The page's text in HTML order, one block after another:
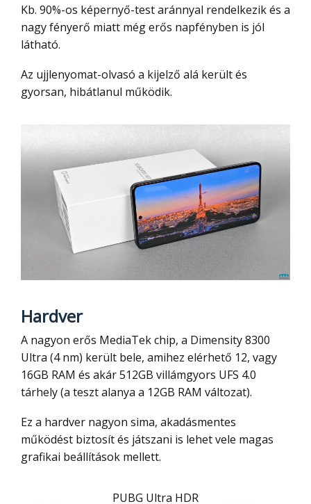
Kb. 90%-os képernyő-test aránnyal rendelkezik és a
nagy fényerő miatt még erős napfényben is jól
látható.
Az ujjlenyomat-olvasó a kijelző alá került és
gyorsan, hibátlanul működik.
Hardver
A nagyon erős MediaTek chip, a Dimensity 8300
Ultra (4 nm) került bele, amihez elérhető 12, vagy
16GB RAM és akár 512GB villámgyors UFS 4.0
tárhely (a teszt alanya a 12GB RAM változat).
Ez a hardver nagyon sima, akadásmentes
működést biztosít és játszani is lehet vele magas
grafikai beállítások mellett.
PUBG Ultra HDR